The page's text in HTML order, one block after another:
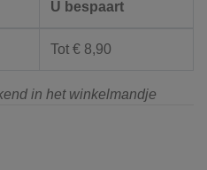
U bespaart
Tot € 8,90
in het winkelmandje